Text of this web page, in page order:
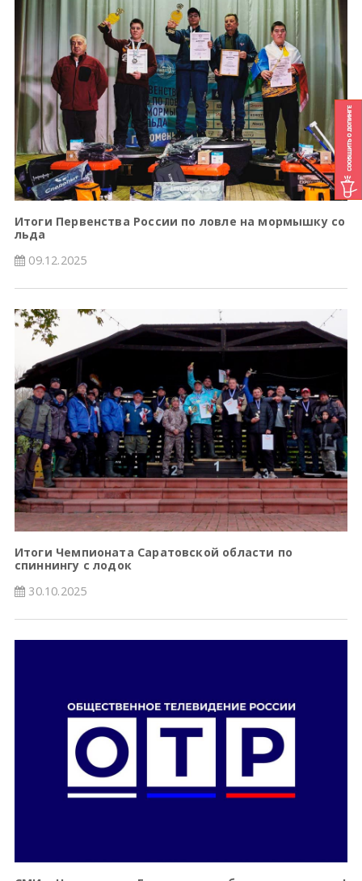
Итоги Первенства России по ловле на мормышку со
льда
09.12.2025
Итоги Чемпионата Саратовской области по
спиннингу с лодок
30.10.2025